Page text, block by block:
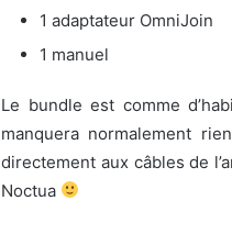
1 adaptateur OmniJoin
1 manuel
Le bundle est comme
manquera normalement
directement aux câbles de
Noctua